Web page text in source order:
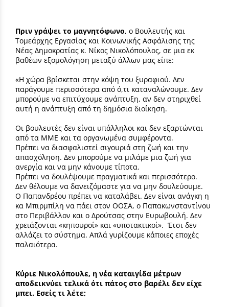
Πριν γράψει το μαγνητόφωνο, ο Βουλευτής και
Τομεάρχης Εργασίας και Κοινωνικής Ασφάλισης της
Νέας Δημοκρατίας κ. Νίκος Νικολόπουλος, σε μια εκ
βαθέων εξομολόγηση μεταξύ άλλων μας είπε:
«Η χώρα βρίσκεται στην κόψη του ξυραφιού. Δεν
παράγουμε περισσότερα από ό,τι καταναλώνουμε. Δεν
μπορούμε να επιτύχουμε ανάπτυξη, αν δεν στηριχθεί
αυτή η ανάπτυξη από τη δημόσια διοίκηση.
Οι βουλευτές δεν είναι υπάλληλοι και δεν εξαρτώνται
από τα ΜΜΕ και τα οργανωμένα συμφέροντα.
Πρέπει να διασφαλιστεί σιγουριά στη ζωή και την
απασχόληση. Δεν μπορούμε να μιλάμε μια ζωή για
ανεργία και να μην κάνουμε τίποτα.
Πρέπει να δουλέψουμε πραγματικά και περισσότερο.
Δεν θέλουμε να δανειζόμαστε για να μην δουλεύουμε.
Ο Παπανδρέου πρέπει να καταλάβει. Δεν είναι ανάγκη η
κα Μπιρμπίλη να πάει στον ΟΟΣΑ, ο Παπακωνσταντίνου
στο Περιβάλλον και ο Δρούτσας στην Ευρωβουλή. Δεν
χρειάζονται «κηπουροί» και «υποτακτικοί». Έτσι δεν
αλλάζει το σύστημα. Απλά γυρίζουμε κάποιες εποχές
παλαιότερα.
Κύριε Νικολόπουλε, η νέα καταιγίδα μέτρων
αποδεικνύει τελικά ότι πάτος στο βαρέλι δεν είχε
μπει. Εσείς τι λέτε;